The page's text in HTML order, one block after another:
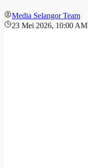
Media Selangor Team
23 Mei 2026, 10:00 AM